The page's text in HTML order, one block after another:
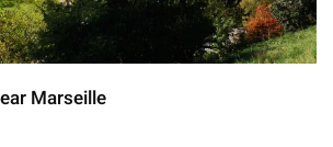
Marseille